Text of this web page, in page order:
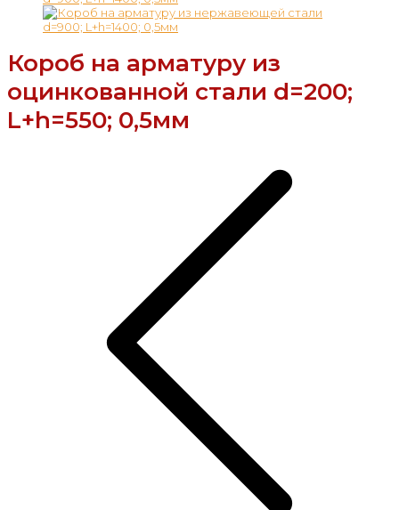
Короб на арматуру из
оцинкованной стали d=200;
L+h=550; 0,5мм